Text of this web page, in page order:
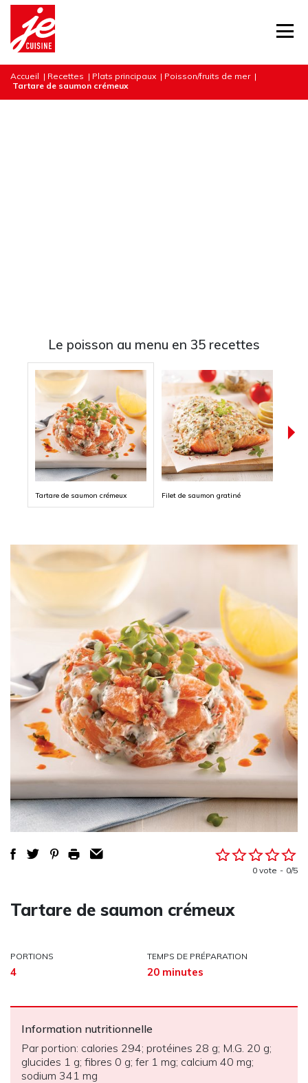
Accueil | Recettes | Plats principaux | Poisson/fruits de mer |
Tartare de saumon crémeux
Le poisson au menu en 35 recettes
Tartare de saumon crémeux Filet de saumon gratiné
0 vote 0/5
Tartare de saumon crémeux
PORTIONS
4
TEMPS DE PRÉPARATION
20 minutes
Information nutritionnelle
Par portion: calories 294; protéines 28 g; M.G. 20 g;
glucides 1 g; fibres 0 g; fer 1 mg; calcium 40 mg;
sodium 341 mg